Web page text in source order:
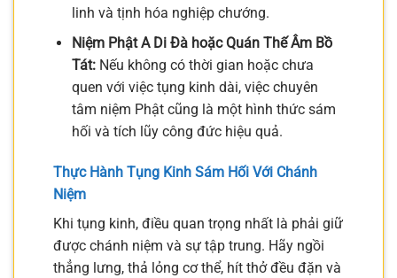
linh và tịnh hóa nghiệp chướng.
Niệm Phật A Di Đà hoặc Quán Thế Âm Bồ
Tát:Nếu không có thời gian hoặc chưa
quen với việc tụng kinh dài, việc chuyên
tâm niệm Phật cũng là một hình thức sám
hối và tích lũy công đức hiệu quả.
Thực Hành Tụng Kinh Sám Hối Với Chánh
Niệm
Khi tụng kinh, điều quan trọng nhất là phải giữ
được chánh niệm và sự tập trung. Hãy ngồi
thẳng lưng, thả lỏng cơ thể, hít thở đều đặn và